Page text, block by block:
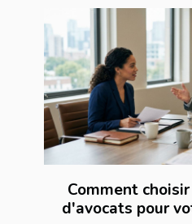
Comment
d'avocats pour